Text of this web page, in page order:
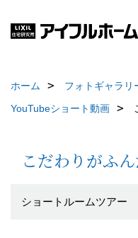
ホーム フォトギャラリ
YouTubeショート動画
こだわりがふ
ショートルームツアー